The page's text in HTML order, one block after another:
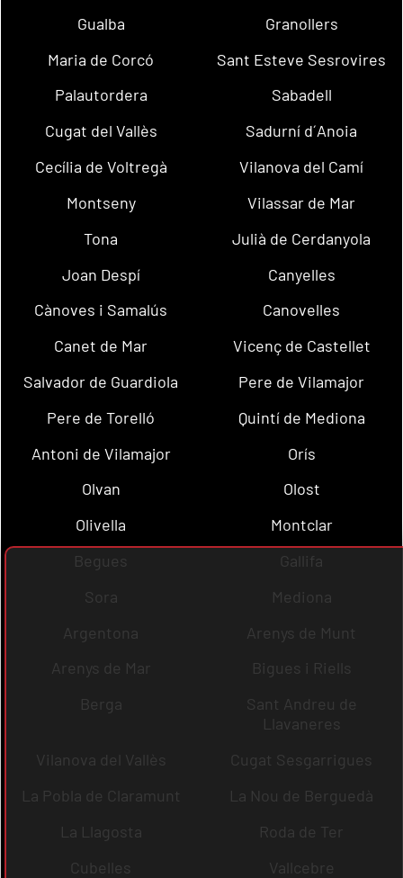
Gualba
Granollers
Maria de Corcó
Sant Esteve Sesrovires
Palautordera
Sabadell
Cugat del Vallès
Sadurní d´Anoia
Cecília de Voltregà
Vilanova del Camí
Montseny
Vilassar de Mar
Tona
Julià de Cerdanyola
Joan Despí
Canyelles
Cànoves i Samalús
Canovelles
Canet de Mar
Vicenç de Castellet
Salvador de Guardiola
Pere de Vilamajor
Pere de Torelló
Quintí de Mediona
Antoni de Vilamajor
Orís
Olvan
Olost
Olivella
Montclar
Begues
Gallifa
Sora
Mediona
Argentona
Arenys de Munt
Arenys de Mar
Bigues i Riells
Berga
Sant Andreu de
Llavaneres
Vilanova del Vallès
Cugat Sesgarrigues
La Pobla de Claramunt
La Nou de Berguedà
La Llagosta
Roda de Ter
Cubelles
Vallcebre